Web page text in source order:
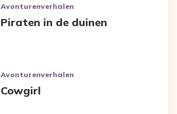
Avonturenverhalen
Piraten in de duinen
Avonturenverhalen
Cowgirl